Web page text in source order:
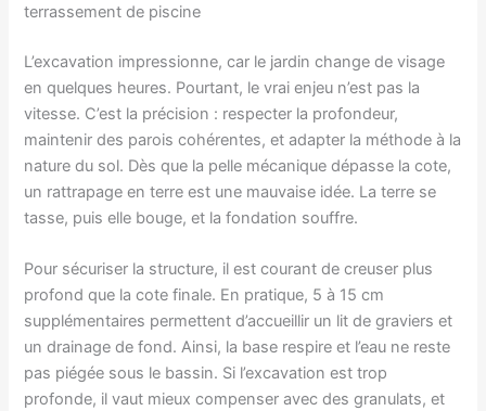
terrassement de piscine
L’excavation impressionne, car le jardin change de visage
en quelques heures. Pourtant, le vrai enjeu n’est pas la
vitesse. C’est la précision : respecter la profondeur,
maintenir des parois cohérentes, et adapter la méthode à la
nature du sol. Dès que la pelle mécanique dépasse la cote,
un rattrapage en terre est une mauvaise idée. La terre se
tasse, puis elle bouge, et la fondation souffre.
Pour sécuriser la structure, il est courant de creuser plus
profond que la cote finale. En pratique, 5 à 15 cm
supplémentaires permettent d’accueillir un lit de graviers et
un drainage de fond. Ainsi, la base respire et l’eau ne reste
pas piégée sous le bassin. Si l’excavation est trop
profonde, il vaut mieux compenser avec des granulats, et